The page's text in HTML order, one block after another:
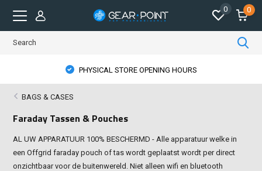
0 0
PHYSICAL STORE OPENING HOURS
BAGS & CASES
Faraday Tassen & Pouches
AL UW APPARATUUR 100% BESCHERMD - Alle apparatuur welke in
een Offgrid faraday pouch of tas wordt geplaatst wordt per direct
onzichtbaar voor de buitenwereld. Niet alleen wifi en bluetooth